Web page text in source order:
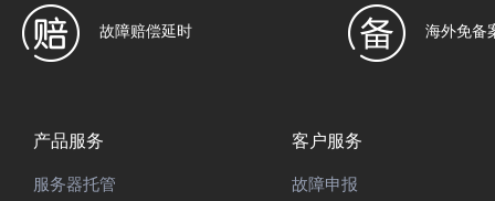
故障赔偿延时 海外免备
产品服务
服务器托管
客户服务
故障申报